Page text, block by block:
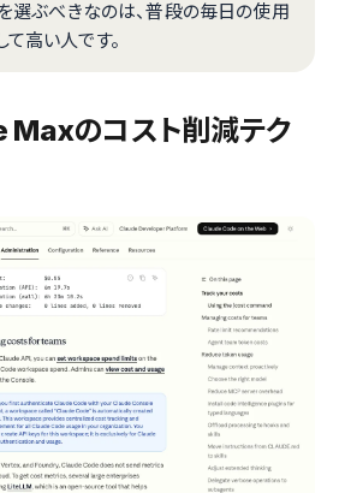
選ぶべきなのは、普段の毎日の使用
高い人です。
のコスト削減テク